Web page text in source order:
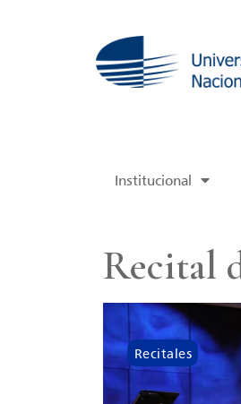
Institucional
Recital
Recitales